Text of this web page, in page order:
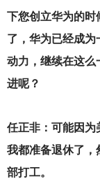
下您创立华为的时
了，华为已经成
动力，继续在这么
进呢？
任正非：可能因为
我都准备退休了，
部打工。